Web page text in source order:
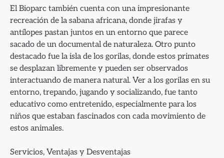
El Bioparc también cuenta con una impresionante
recreación de la sabana africana, donde jirafas y
antílopes pastan juntos en un entorno que parece
sacado de un documental de naturaleza. Otro punto
destacado fue la isla de los gorilas, donde estos primates
se desplazan libremente y pueden ser observados
interactuando de manera natural. Ver a los gorilas en su
entorno, trepando, jugando y socializando, fue tanto
educativo como entretenido, especialmente para los
niños que estaban fascinados con cada movimiento de
estos animales.
Servicios, Ventajas y Desventajas